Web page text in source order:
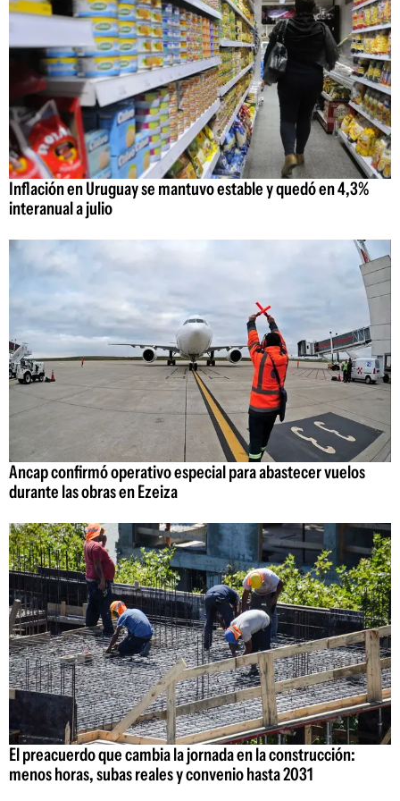
Inflación en Uruguay se mantuvo estable y quedó en 4,3%
interanual a julio
Ancap confirmó operativo especial para abastecer vuelos
durante las obras en Ezeiza
El preacuerdo que cambia la jornada en la construcción:
menos horas, subas reales y convenio hasta 2031